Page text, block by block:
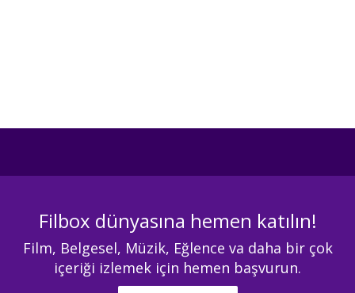
Filbox dünyasına hemen katılın!
Film, Belgesel, Müzik, Eğlence va daha bir çok
içeriği izlemek için hemen başvurun.